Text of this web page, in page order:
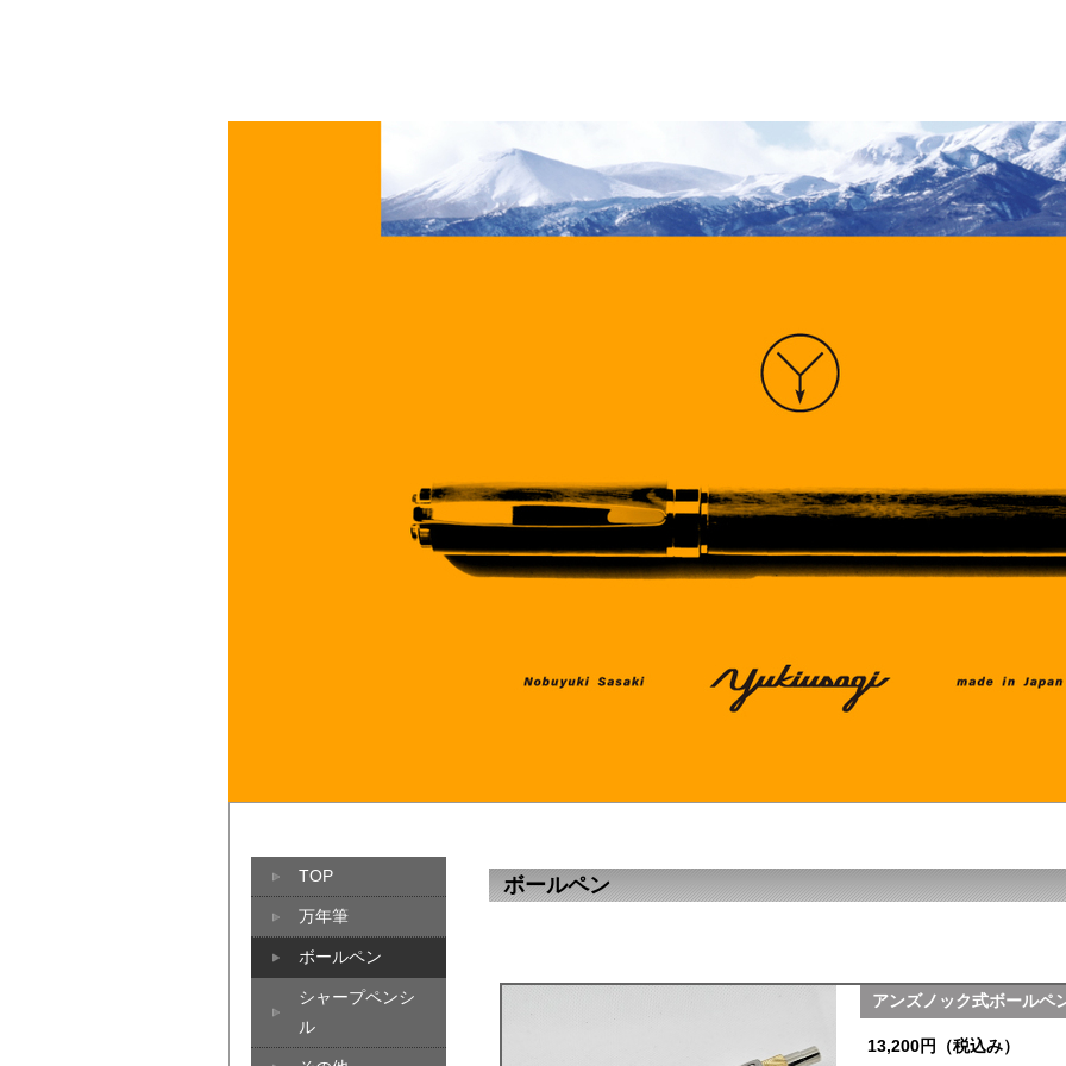
ボールペン
アンズノック式ボールペ
13,200円（税込み）
TOP
万年筆
ボールペン
シャープペンシ
ル